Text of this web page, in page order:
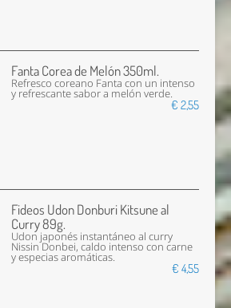
Fanta Corea de Melón 350ml.
Refresco coreano Fanta con un intenso
y refrescante sabor a melón verde.
€ 2,55
Fideos Udon Donburi Kitsune al
Curry 89g.
Udon japonés instantáneo al curry
Nissin Donbei, caldo intenso con carne
y especias aromáticas.
€ 4,55